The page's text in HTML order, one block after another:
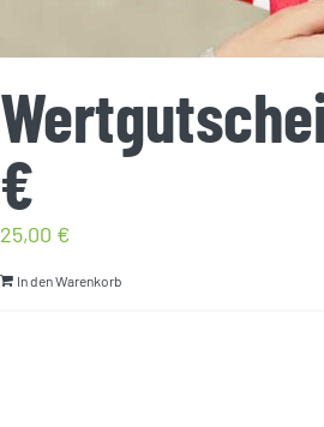
€
25,00 €
In den Warenkorb